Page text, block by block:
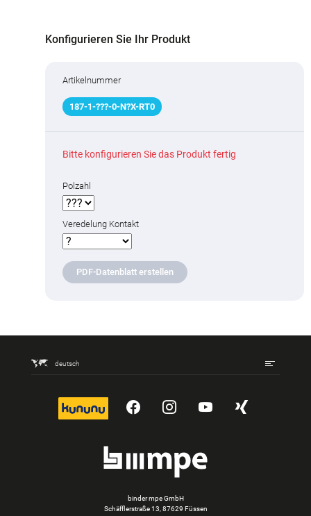
Konfigurieren Sie Ihr Produkt
Artikelnummer
187-1-???-0-N?X-RT0
Bitte konfigurieren Sie das Produkt fertig
Polzahl
Veredelung Kontakt
PDF-Datenblatt erstellen
deutsch
kununu YouTubeInstagram
YouTubeXing
binder mpe GmbH
Schäfflerstraße 13, 87629 Füssen